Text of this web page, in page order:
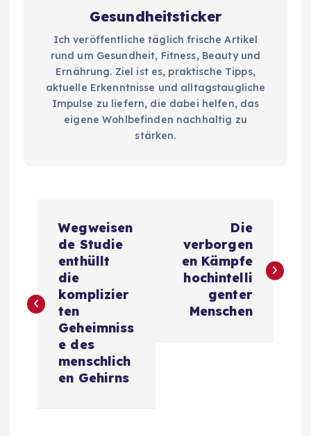
Gesundheitsticker
Ich veröffentliche täglich frische Artikel
rund um Gesundheit, Fitness, Beauty und
Ernährung. Ziel ist es, praktische Tipps,
aktuelle Erkenntnisse und alltagstaugliche
Impulse zu liefern, die dabei helfen, das
eigene Wohlbefinden nachhaltig zu
stärken.
t
Wegweisen
de Studie
enthüllt
die
komplizier
ten
Geheimniss
e des
menschlich
en Gehirns
Die
verborgen
en Kämpfe
hochintelli
genter
Menschen